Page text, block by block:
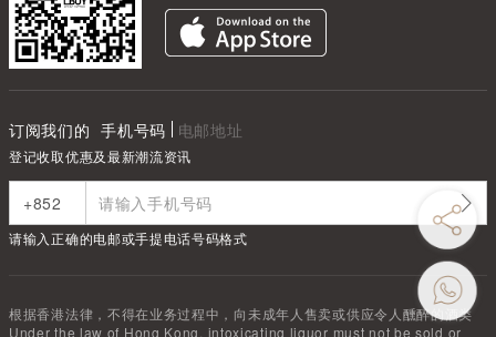
订阅我们的 手机号码 电邮地址
登记收取优惠及最新潮流资讯
请输入正确的电邮或手提电话号码格式
根据香港法律，不得在业务过程中，向未成年人售卖或供应令人醺醉的酒类
Under the law of Hong Kong, intoxicating liquor must not be sold or